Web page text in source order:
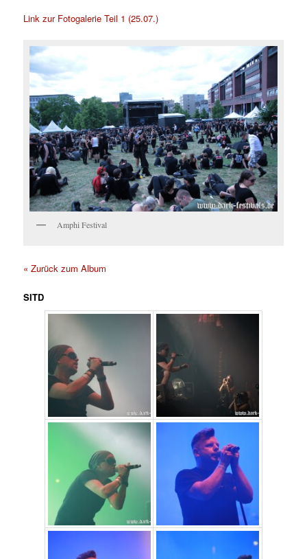
Link zur Fotogalerie Teil 1 (25.07.)
Amphi Festival
« Zurück zum Album
SITD